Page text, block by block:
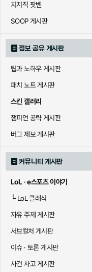
치지직 팟벤
SOOP 게시판
정보 공유 게시판
팁과 노하우 게시판
패치 노트 게시판
스킨 갤러리
챔피언 공략 게시판
버그 제보 게시판
커뮤니티 게시판
LoL · e스포츠 이야기
└LoL 클래식
자유 주제 게시판
서브컬처 게시판
이슈 · 토론 게시판
사건 사고 게시판